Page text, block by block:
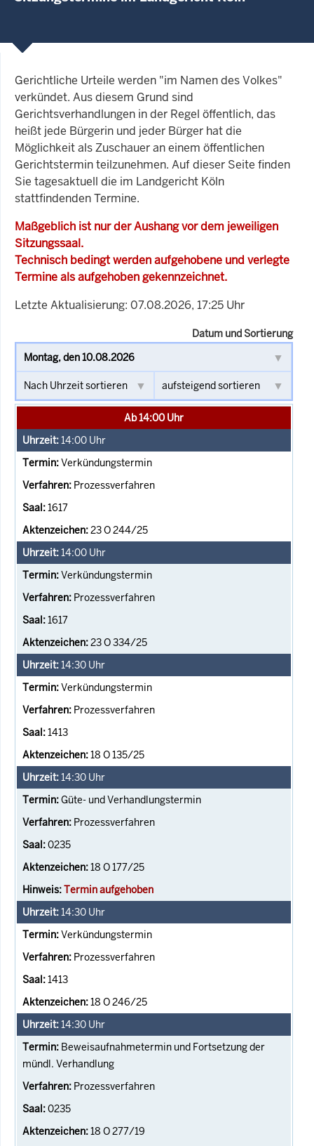
Gerichtliche Urteile werden "im Namen des Volkes"
verkündet. Aus diesem Grund sind
Gerichtsverhandlungen in der Regel öffentlich, das
heißt jede Bürgerin und jeder Bürger hat die
Möglichkeit als Zuschauer an einem öffentlichen
Gerichtstermin teilzunehmen. Auf dieser Seite finden
Sie tagesaktuell die im Landgericht Köln
stattfindenden Termine.
Maßgeblich ist nur der Aushang vor dem jeweiligen
Sitzungssaal.
Technisch bedingt werden aufgehobene und verlegte
Termine als aufgehoben gekennzeichnet.
Letzte Aktualisierung: 07.08.2026, 17:25 Uhr
Datum und Sortierung
Ab 14:00 Uhr
14:00 Uhr
Verkündungstermin
Prozessverfahren
1617
23 O 244/25
14:00 Uhr
Verkündungstermin
Prozessverfahren
1617
23 O 334/25
14:30 Uhr
Verkündungstermin
Prozessverfahren
1413
18 O 135/25
14:30 Uhr
Güte- und Verhandlungstermin
Prozessverfahren
0235
18 O 177/25
Termin aufgehoben
14:30 Uhr
Verkündungstermin
Prozessverfahren
1413
18 O 246/25
14:30 Uhr
Beweisaufnahmetermin und Fortsetzung der
mündl. Verhandlung
Prozessverfahren
0235
18 O 277/19